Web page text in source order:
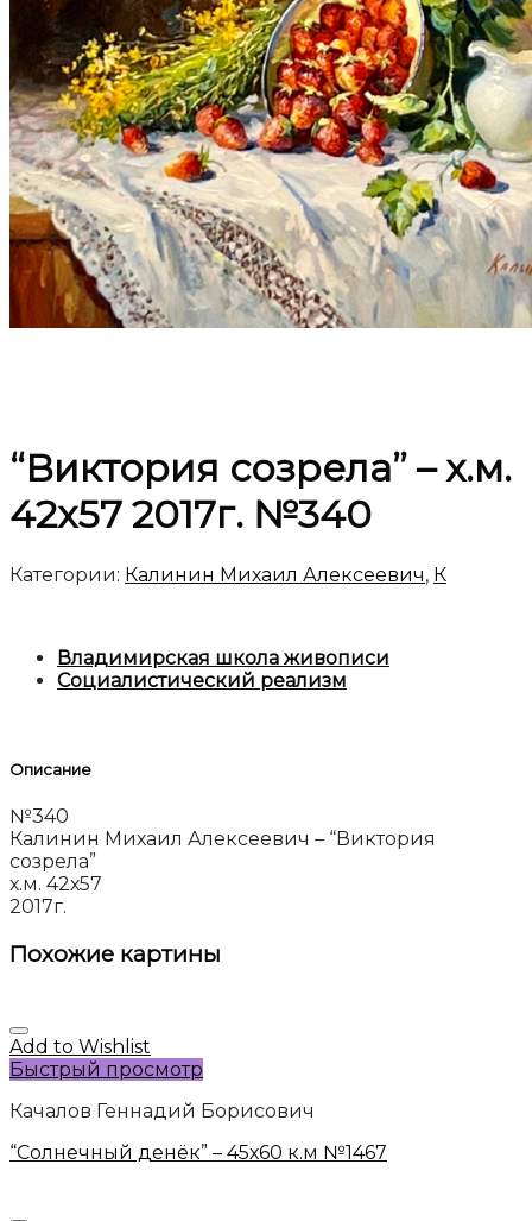
Контакты
Анонсы
Предложить картину
“Виктория созрела” – х.м.
42х57 2017г. №340
Категории: Калинин Михаил Алексеевич, К
Владимирская школа живописи
Социалистический реализм
Описание
№340
Калинин Михаил Алексеевич – “Виктория
созрела”
х.м. 42х57
2017г.
Похожие картины
Add to Wishlist
Быстрый просмотр
Качалов Геннадий Борисович
“Солнечный денёк” – 45х60 к.м №1467